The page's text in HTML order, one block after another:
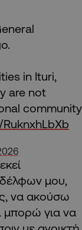
in Ituri,
are not
community
μου,
να ακούσω
μπορώ για να